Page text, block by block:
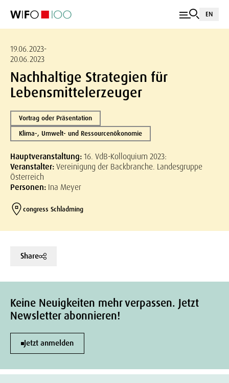
EN
19.06.2023-
20.06.2023
Nachhaltige Strategien für
Lebensmittelerzeuger
Vortrag oder Präsentation
Klima-, Umwelt- und Ressourcenökonomie
Hauptveranstaltung:16. VdB-Kolloquium 2023:
Veranstalter:Vereinigung der Backbranche. Landesgruppe
Österreich
Personen: Ina Meyer
congress Schladming
Share
Keine Neuigkeiten mehr verpassen. Jetzt
Newsletter abonnieren!
Jetzt anmelden